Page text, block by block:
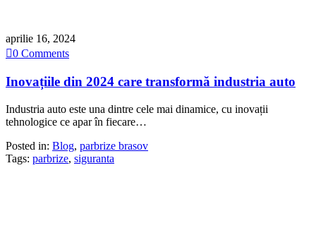
aprilie 16, 2024
0 Comments
Inovațiile din 2024 care transformă industria auto
Industria auto este una dintre cele mai dinamice, cu inovații
tehnologice ce apar în fiecare…
Posted in: Blog, parbrize brasov
Tags: parbrize, siguranta